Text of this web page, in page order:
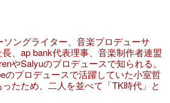
ングライター、音楽プロデューサ
、ap bank代表理事、音楽制作者連盟
やSalyuのプロデュースで知られる。
のプロデュースで活躍していた小室哲
たため、二人を並べて「TK時代」と